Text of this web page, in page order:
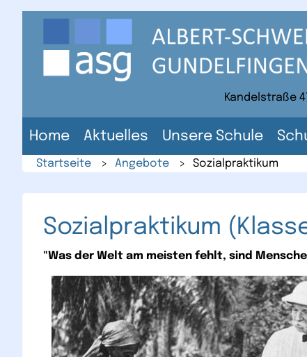
Kandelstraße
Home Aktuelles Unsere Schule
Startseite > Angebote > Sozialpraktikum
Sozialpraktikum
"Was der Welt am meisten fehlt, sind